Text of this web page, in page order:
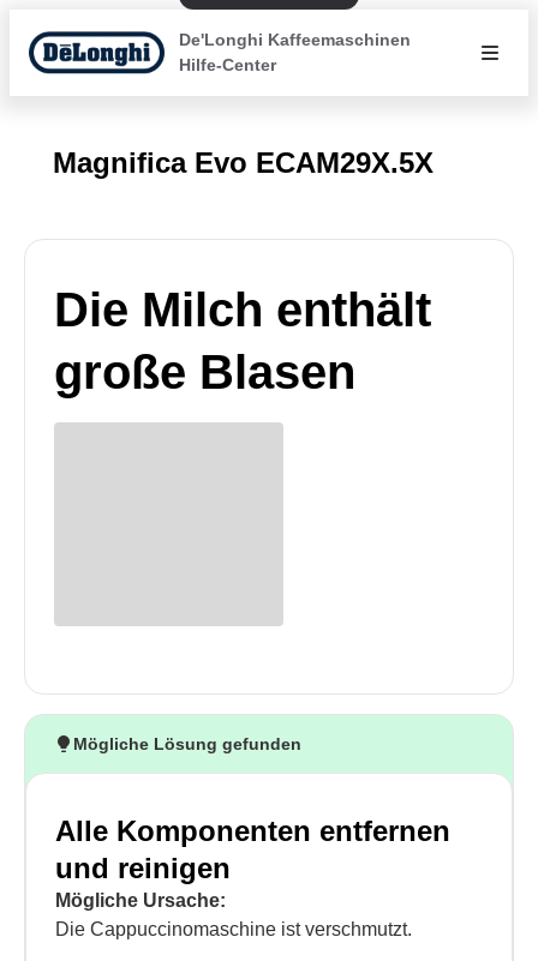
De'Longhi Kaffeemaschinen
Hilfe-Center
Magnifica Evo ECAM29X.5X
Die Milch enthält
große Blasen
Mögliche Lösung gefunden
Alle Komponenten entfernen
und reinigen
Mögliche Ursache:
Die Cappuccinomaschine ist verschmutzt.